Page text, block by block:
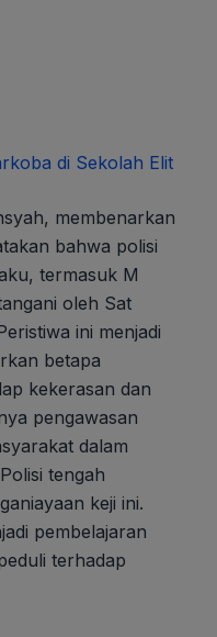
di Sekolah Elit
membenarkan
bahwa polisi
termasuk M
oleh Sat
ini menjadi
betapa
kekerasan dan
pengawasan
dalam
tengah
keji ini.
pembelajaran
terhadap